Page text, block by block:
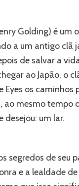
Golding) é
a um antigo clã
de salvar a
ao Japão, o
Eyes os caminhos
ao mesmo tempo
desejou: um lar.
segredos de seu
e a lealdade de